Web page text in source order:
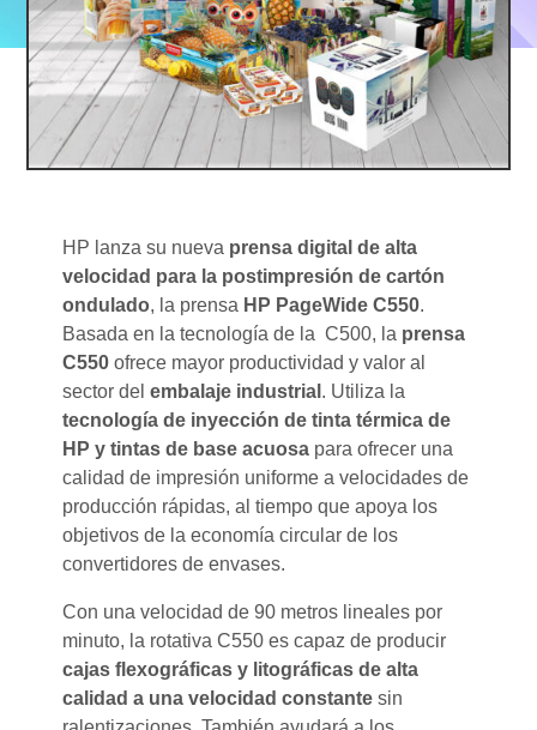
HP lanza su nueva prensa digital de alta
velocidad para la postimpresión de cartón
ondulado, la prensa HP PageWide C550.
Basada en la tecnología de la C500, la prensa
C550 ofrece mayor productividad y valor al
sector delembalaje industrial . Utiliza la
tecnología de inyección de tinta térmica de
HP y tintas de base acuosa para ofrecer una
calidad de impresión uniforme a velocidades de
producción rápidas, al tiempo que apoya los
objetivos de la economía circular de los
convertidores de envases.
Con una velocidad de 90 metros lineales por
minuto, la rotativa C550 es capaz de producir
cajas flexográficas y litográficas de alta
calidad a una velocidad constantesin